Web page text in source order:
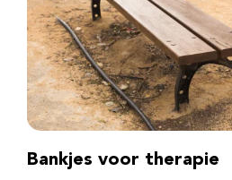
Bankjes voor therapie